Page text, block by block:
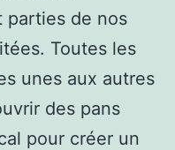
parties de nos
Toutes les
unes aux autres
des pans
pour créer un